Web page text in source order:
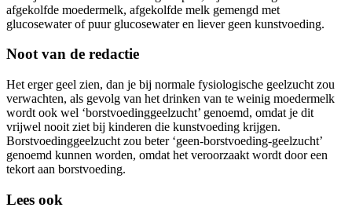
afgekolfde moedermelk, afgekolfde melk gemengd met
glucosewater of puur glucosewater en liever geen kunstvoeding.
Noot van de redactie
Het erger geel zien, dan je bij normale fysiologische geelzucht zou
verwachten, als gevolg van het drinken van te weinig moedermelk
wordt ook wel ‘borstvoedinggeelzucht’ genoemd, omdat je dit
vrijwel nooit ziet bij kinderen die kunstvoeding krijgen.
Borstvoedinggeelzucht zou beter ‘geen-borstvoeding-geelzucht’
genoemd kunnen worden, omdat het veroorzaakt wordt door een
tekort aan borstvoeding.
Lees ook